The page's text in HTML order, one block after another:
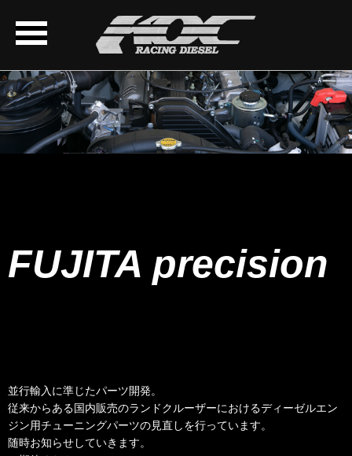
FUJITA precision
並行輸入に準じたパーツ開発。
従来からある国内販売のランドクルーザーにおけるディーゼルエン
ジン用チューニングパーツの見直しを行っています。
随時お知らせしていきます。